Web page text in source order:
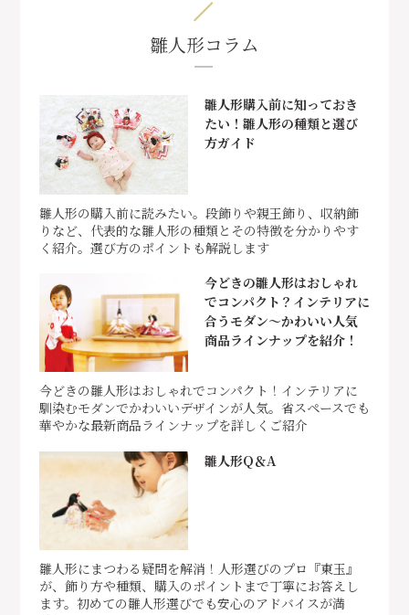
雛人形コラム
雛人形購入前に知っておき
たい！雛人形の種類と選び
方ガイド
雛人形の購入前に読みたい。段飾りや親王飾り、収納飾
りなど、代表的な雛人形の種類とその特徴を分かりやす
く紹介。選び方のポイントも解説します
今どきの雛人形はおしゃれ
でコンパクト？インテリアに
合うモダン～かわいい人気
商品ラインナップを紹介！
今どきの雛人形はおしゃれでコンパクト！インテリアに
馴染むモダンでかわいいデザインが人気。省スペースでも
華やかな最新商品ラインナップを詳しくご紹介
雛人形Q＆A
雛人形にまつわる疑問を解消！人形選びのプロ『東玉』
が、飾り方や種類、購入のポイントまで丁寧にお答えし
ます。初めての雛人形選びでも安心のアドバイスが満